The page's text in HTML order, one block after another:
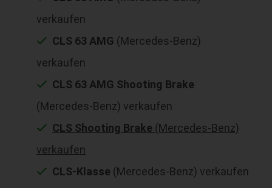
verkaufen
CLS 63 AMG (Mercedes-Benz)
verkaufen
CLS 63 AMG Shooting Brake
(Mercedes-Benz) verkaufen
CLS Shooting Brake (Mercedes-Benz)
verkaufen
CLS-Klasse (Mercedes-Benz) verkaufen